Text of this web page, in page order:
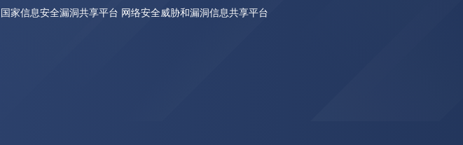
国家信息安全漏洞共享平台 网络安全威胁和漏洞信息共享平台